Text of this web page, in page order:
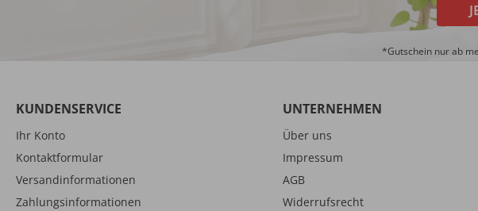
*Gutschein nur ab
KUNDENSERVICE
Ihr Konto
Kontaktformular
Versandinformationen
Zahlungsinformationen
UNTERNEHMEN
Über uns
Impressum
AGB
Widerrufsrecht